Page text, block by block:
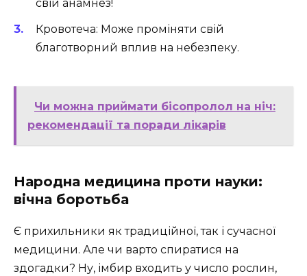
свій анамнез!
Кровотеча: Може проміняти свій
благотворний вплив на небезпеку.
Чи можна приймати бісопролол на ніч:
рекомендації та поради лікарів
Народна медицина проти науки:
вічна боротьба
Є прихильники як традиційної, так і сучасної
медицини. Але чи варто спиратися на
здогадки? Ну, імбир входить у число рослин,